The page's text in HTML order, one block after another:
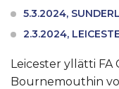
5.3.2024,
2.3.2024,
Leicester yllätti FA
Bournemouthin